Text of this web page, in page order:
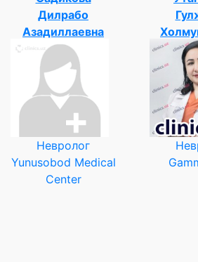
Дилрабо
Азадиллаевна
Невролог
Yunusobod Medical
Center